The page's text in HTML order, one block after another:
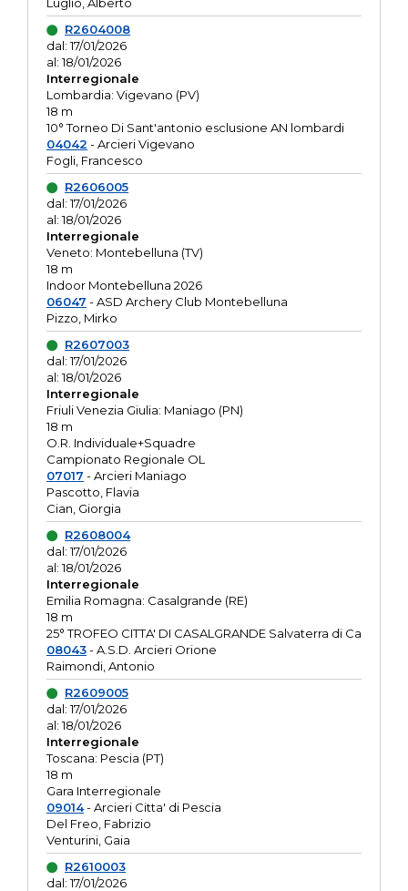
R2604008
dal: 17/01/2026
al: 18/01/2026
Interregionale
Lombardia: Vigevano (PV)
18 m
10° Torneo Di Sant'antonio esclusione AN lombardi
04042 - Arcieri Vigevano
Fogli, Francesco
R2606005
dal: 17/01/2026
al: 18/01/2026
Interregionale
Veneto: Montebelluna (TV)
18 m
Indoor Montebelluna 2026
06047 - ASD Archery Club Montebelluna
Pizzo, Mirko
R2607003
dal: 17/01/2026
al: 18/01/2026
Interregionale
Friuli Venezia Giulia: Maniago (PN)
18 m
O.R. Individuale+Squadre
Campionato Regionale OL
07017 - Arcieri Maniago
Pascotto, Flavia
Cian, Giorgia
R2608004
dal: 17/01/2026
al: 18/01/2026
Interregionale
Emilia Romagna: Casalgrande (RE)
18 m
25° TROFEO CITTA' DI CASALGRANDE Salvaterra di Ca
08043- A.S.D. Arcieri Orione
Raimondi, Antonio
R2609005
dal: 17/01/2026
al: 18/01/2026
Interregionale
Toscana: Pescia (PT)
18 m
Gara Interregionale
09014- Arcieri Citta' di Pescia
Del Freo, Fabrizio
Venturini, Gaia
R2610003
dal: 17/01/2026